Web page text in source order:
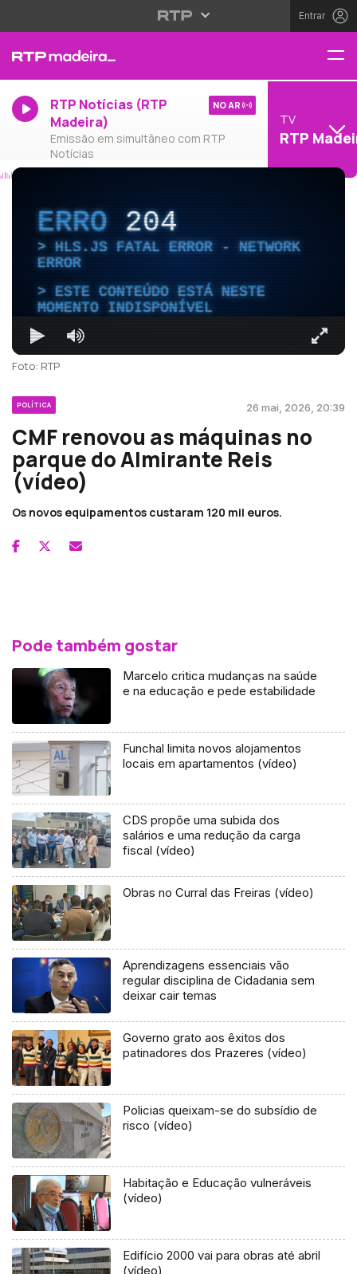
Entrar
RTP Notícias (RTP
Madeira)
Emissão em simultâneo com RTP
Notícias
NO AR
TV
RTP
ERRO204
HLS.JS FATAL ERROR - NETWORK
ERROR
ESTE CONTEÚDO ESTÁ NESTE
MOMENTO INDISPONÍVEL
Foto: RTP
POLÍTICA 26 mai, 2026, 20:39
CMF renovou as máquinas no
parque do Almirante Reis
(vídeo)
Os novos equipamentos custaram 120 mil euros.
Pode também gostar
Marcelo critica mudanças na saúde
e na educação e pede estabilidade
Funchal limita novos alojamentos
locais em apartamentos (vídeo)
CDS propõe uma subida dos
salários e uma redução da carga
fiscal (vídeo)
Obras no Curral das Freiras (vídeo)
Aprendizagens essenciais vão
regular disciplina de Cidadania sem
deixar cair temas
Governo grato aos êxitos dos
patinadores dos Prazeres (vídeo)
Policias queixam-se do subsídio de
risco (vídeo)
Habitação e Educação vulneráveis
(vídeo)
Edifício 2000 vai para obras até abril
(vídeo)